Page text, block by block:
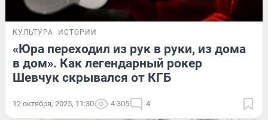
КУЛЬТУРА ИСТОРИИ
«Юра переходил из рук в руки, из дома
в дом». Как легендарный рокер
Шевчук скрывался от КГБ
12 октября, 2025, 11:30 4 305 4